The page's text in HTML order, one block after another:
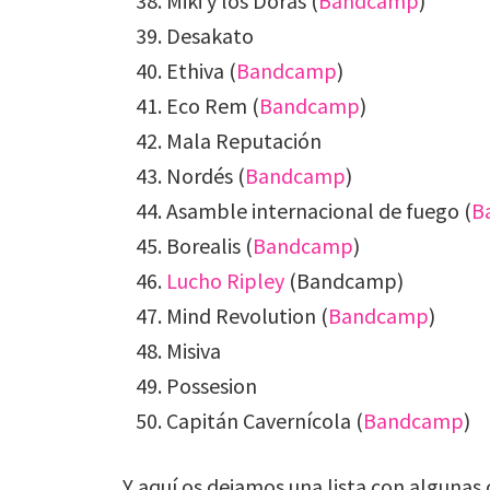
Desakato
Ethiva (Bandcamp)
Eco Rem (Bandcamp)
Mala Reputación
Nordés (Bandcamp)
Asamble internacional de fuego (
Borealis (Bandcamp)
Lucho Ripley (Bandcamp)
Mind Revolution (Bandcamp)
Misiva
Possesion
Capitán Cavernícola (Bandcamp)